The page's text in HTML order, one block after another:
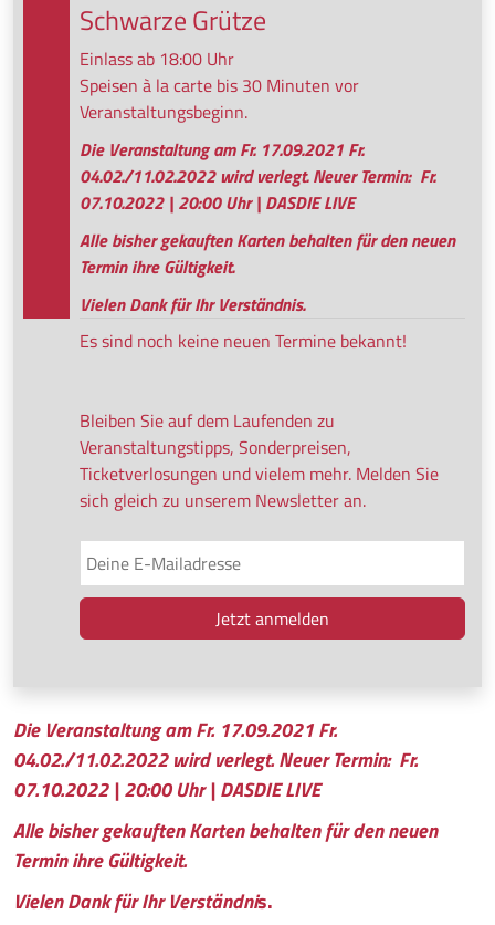
Die Veranstaltung am Fr. 17.09.2021 Fr.
04.02./11.02.2022 wird verlegt. Neuer Termin: Fr.
07.10.2022 | 20:00 Uhr | DASDIE LIVE
Alle bisher gekauften Karten behalten für den neuen
Termin ihre Gültigkeit.
Vielen Dank für Ihr Verständnis.
Schwarze Grütze
Einlass ab 18:00 Uhr
Speisen à la carte bis 30 Minuten vor
Veranstaltungsbeginn.
Die Veranstaltung am Fr. 17.09.2021 Fr.
04.02./11.02.2022 wird verlegt. Neuer Termin: Fr.
07.10.2022 | 20:00 Uhr | DASDIE LIVE
Alle bisher gekauften Karten behalten für den neuen
Termin ihre Gültigkeit.
Vielen Dank für Ihr Verständnis.
Es sind noch keine neuen Termine bekannt!
Bleiben Sie auf dem Laufenden zu
Veranstaltungstipps, Sonderpreisen,
Ticketverlosungen und vielem mehr. Melden Sie
sich gleich zu unserem Newsletter an.